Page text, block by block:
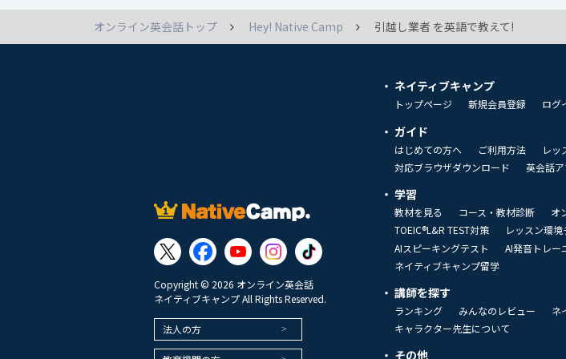
オンライン英会話トップ Hey! Native Camp 引越し業者 を英語で教えて!
Copyright © 2026 オンライン英会話
ネイティブキャンプ All Rights Reserved.
法人の方
ネイティブキャンプ
トップページ 新規会員登録 ログ
ガイド
はじめての方へ ご利用方法 レッ
対応ブラウザダウンロード
英会話
学習
教材を見る コース・教材診断 オ
TOEIC®L&R TEST対策
レッスン環
AIスピーキングテスト
AI発音トレー
ネイティブキャンプ留学
講師を探す
ランキング みんなのレビュー ネ
キャラクター先生について
その他